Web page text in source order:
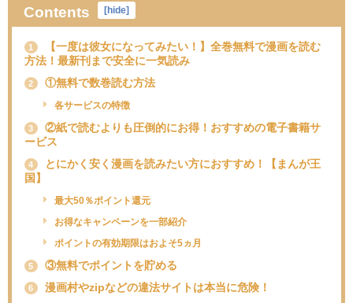
Contents [hide]
1
【一度は彼女になってみたい！】全巻無料で漫画を読む
方法！最新刊まで安全に一気読み
2 ①無料で数巻読む方法
各サービスの特徴
3
②紙で読むよりも圧倒的にお得！おすすめの電子書籍サ
ービス
4
とにかく安く漫画を読みたい方におすすめ！【まんが王
国】
最大50％ポイント還元
お得なキャンペーンを一部紹介
ポイントの有効期限はおよそ5ヵ月
5 ③無料でポイントを貯める
6 漫画村やzipなどの違法サイトは本当に危険！